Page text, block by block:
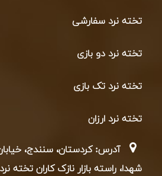
تخته نرد سفارشی
تخته نرد دو بازی
تخته نرد تک بازی
تخته نرد ارزان
آدرس: کردستان، سنندج،
شهدا، راسته بازار نازک کاران تخته